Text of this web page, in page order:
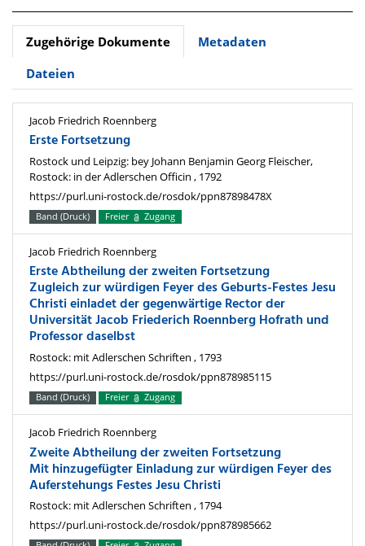
Zugehörige Dokumente
Metadaten
Dateien
Jacob Friedrich Roennberg
Erste Fortsetzung
Rostock und Leipzig: bey Johann Benjamin Georg Fleischer,
Rostock: in der Adlerschen Officin , 1792
https://purl.uni-rostock.de/rosdok/ppn87898478X
Band (Druck) Freier Zugang
Jacob Friedrich Roennberg
Erste Abtheilung der zweiten Fortsetzung
Zugleich zur würdigen Feyer des Geburts-Festes Jesu
Christi einladet der gegenwärtige Rector der
Universität Jacob Friederich Roennberg Hofrath und
Professor daselbst
Rostock: mit Adlerschen Schriften , 1793
https://purl.uni-rostock.de/rosdok/ppn878985115
Band (Druck) Freier Zugang
Jacob Friedrich Roennberg
Zweite Abtheilung der zweiten Fortsetzung
Mit hinzugefügter Einladung zur würdigen Feyer des
Auferstehungs Festes Jesu Christi
Rostock: mit Adlerschen Schriften , 1794
https://purl.uni-rostock.de/rosdok/ppn878985662